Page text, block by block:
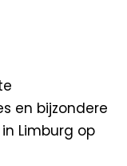
en bijzondere
Limburg op